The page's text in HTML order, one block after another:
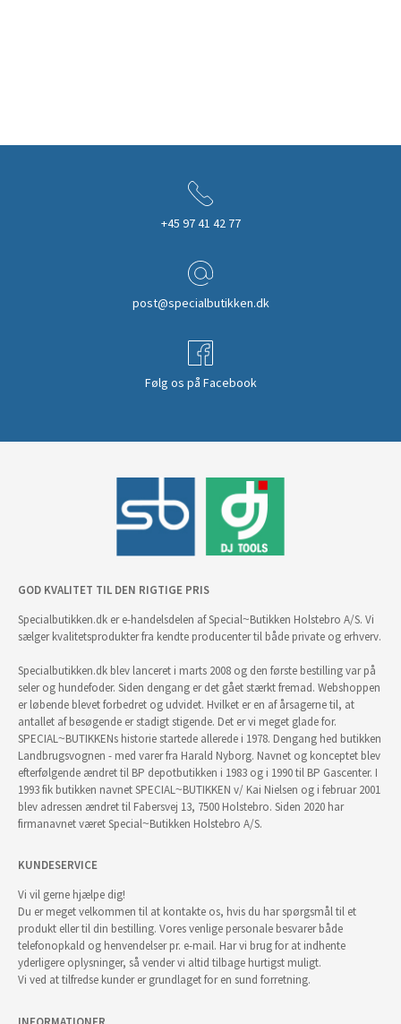
+45 97 41 42 77
post@specialbutikken.dk
Følg os på Facebook
GOD KVALITET TIL DEN RIGTIGE PRIS
Specialbutikken.dk er e-handelsdelen af Special~Butikken Holstebro A/S. Vi
sælger kvalitetsprodukter fra kendte producenter til både private og erhverv.
Specialbutikken.dk blev lanceret i marts 2008 og den første bestilling var på
seler og hundefoder. Siden dengang er det gået stærkt fremad. Webshoppen
er løbende blevet forbedret og udvidet. Hvilket er en af årsagerne til, at
antallet af besøgende er stadigt stigende. Det er vi meget glade for.
SPECIAL~BUTIKKENs historie startede allerede i 1978. Dengang hed butikken
Landbrugsvognen - med varer fra Harald Nyborg. Navnet og konceptet blev
efterfølgende ændret til BP depotbutikken i 1983 og i 1990 til BP Gascenter. I
1993 fik butikken navnet SPECIAL~BUTIKKEN v/ Kai Nielsen og i februar 2001
blev adressen ændret til Fabersvej 13, 7500 Holstebro. Siden 2020 har
firmanavnet været Special~Butikken Holstebro A/S.
KUNDESERVICE
Vi vil gerne hjælpe dig!
Du er meget velkommen til at kontakte os, hvis du har spørgsmål til et
produkt eller til din bestilling. Vores venlige personale besvarer både
telefonopkald og henvendelser pr. e-mail. Har vi brug for at indhente
yderligere oplysninger, så vender vi altid tilbage hurtigst muligt.
Vi ved at tilfredse kunder er grundlaget for en sund forretning.